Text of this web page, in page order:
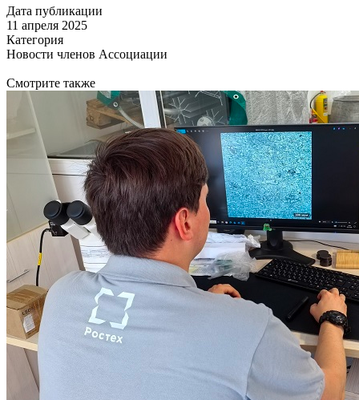
Дата публикации
11 апреля 2025
Категория
Новости членов Ассоциации
Смотрите также